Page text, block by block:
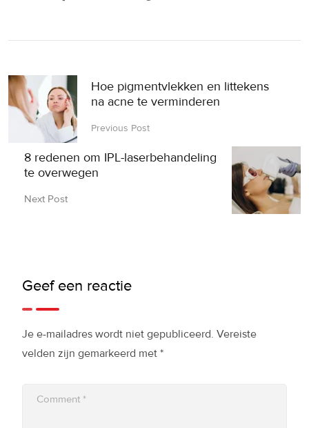
Hoe pigmentvlekken en littekens
na acne te verminderen
Previous Post
8 redenen om IPL-laserbehandeling
te overwegen
Next Post
Geef een reactie
Je e-mailadres wordt niet gepubliceerd. Vereiste
velden zijn gemarkeerd met *